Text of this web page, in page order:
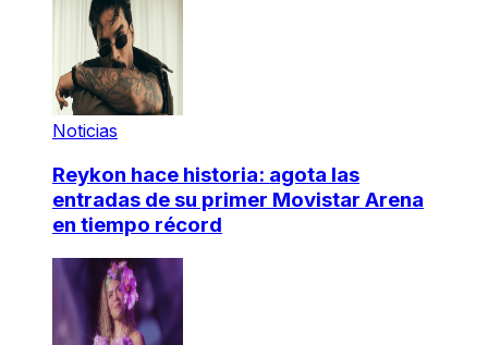
Noticias
Reykon hace historia: agota las
entradas de su primer Movistar Arena
en tiempo récord